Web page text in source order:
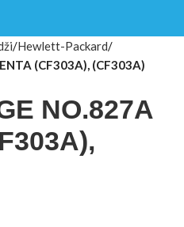
Hewlett-Packard
(CF303A), (CF303A)
NO.827A